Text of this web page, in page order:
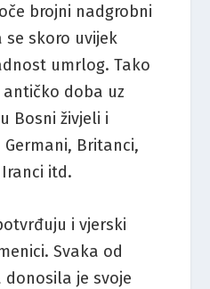
brojni nadgrobni
se skoro uvijek
umrlog. Tako
doba uz
Bosni živjeli i
Britanci,
Iranci itd.
i vjerski
Svaka od
je svoje